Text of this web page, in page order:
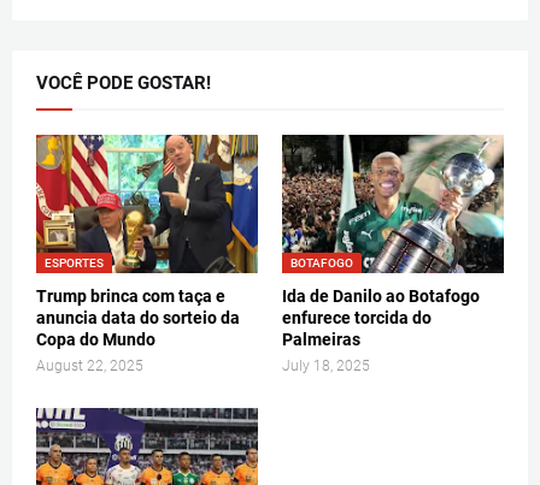
VOCÊ PODE GOSTAR!
ESPORTES
Trump brinca com taça e
anuncia data do sorteio da
Copa do Mundo
August 22, 2025
BOTAFOGO
Ida de Danilo ao Botafogo
enfurece torcida do
Palmeiras
July 18, 2025